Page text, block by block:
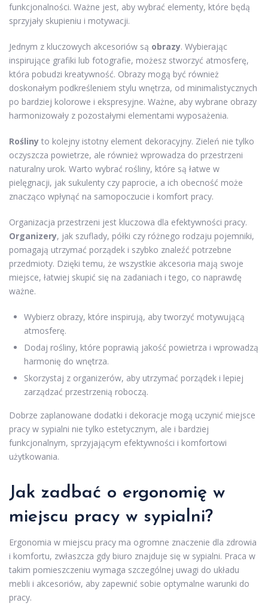
funkcjonalności. Ważne jest, aby wybrać elementy, które będą
sprzyjały skupieniu i motywacji.
Jednym z kluczowych akcesoriów są obrazy. Wybierając
inspirujące grafiki lub fotografie, możesz stworzyć atmosferę,
która pobudzi kreatywność. Obrazy mogą być również
doskonałym podkreśleniem stylu wnętrza, od minimalistycznych
po bardziej kolorowe i ekspresyjne. Ważne, aby wybrane obrazy
harmonizowały z pozostałymi elementami wyposażenia.
Rośliny to kolejny istotny element dekoracyjny. Zieleń nie tylko
oczyszcza powietrze, ale również wprowadza do przestrzeni
naturalny urok. Warto wybrać rośliny, które są łatwe w
pielęgnacji, jak sukulenty czy paprocie, a ich obecność może
znacząco wpłynąć na samopoczucie i komfort pracy.
Organizacja przestrzeni jest kluczowa dla efektywności pracy.
Organizery, jak szuflady, półki czy różnego rodzaju pojemniki,
pomagają utrzymać porządek i szybko znaleźć potrzebne
przedmioty. Dzięki temu, że wszystkie akcesoria mają swoje
miejsce, łatwiej skupić się na zadaniach i tego, co naprawdę
ważne.
Wybierz obrazy, które inspirują, aby tworzyć motywującą
atmosferę.
Dodaj rośliny, które poprawią jakość powietrza i wprowadzą
harmonię do wnętrza.
Skorzystaj z organizerów, aby utrzymać porządek i lepiej
zarządzać przestrzenią roboczą.
Dobrze zaplanowane dodatki i dekoracje mogą uczynić miejsce
pracy w sypialni nie tylko estetycznym, ale i bardziej
funkcjonalnym, sprzyjającym efektywności i komfortowi
użytkowania.
Jak zadbać o ergonomię w
miejscu pracy w sypialni?
Ergonomia w miejscu pracy ma ogromne znaczenie dla zdrowia
i komfortu, zwłaszcza gdy biuro znajduje się w sypialni. Praca w
takim pomieszczeniu wymaga szczególnej uwagi do układu
mebli i akcesoriów, aby zapewnić sobie optymalne warunki do
pracy.